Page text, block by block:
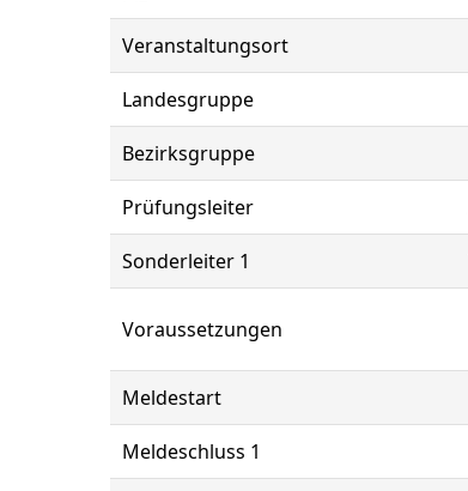
Veranstaltungsort
Landesgruppe
Bezirksgruppe
Prüfungsleiter
Sonderleiter 1
Voraussetzungen
Meldestart
Meldeschluss 1